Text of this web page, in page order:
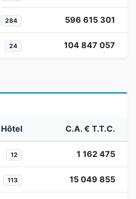
284 596 615 301
24 104 847 057
Hôtel C.A. € T.T.C.
12 1 162 475
113 15 049 855